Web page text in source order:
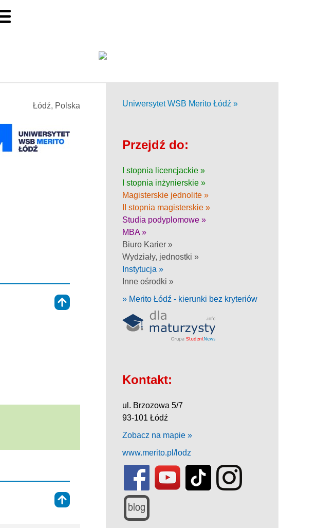
Łódź, Polska Uniwersytet WSB Merito Łódź »
Przejdź do:
I stopnia licencjackie »
I stopnia inżynierskie »
Magisterskie jednolite »
II stopnia magisterskie »
Studia podyplomowe »
MBA »
Biuro Karier »
Wydziały, jednostki »
Instytucja »
Inne ośrodki »
» Merito Łódź - kierunki bez kryteriów
Kontakt:
ul. Brzozowa 5/7
93-101 Łódź
Zobacz na mapie »
www.merito.pl/lodz